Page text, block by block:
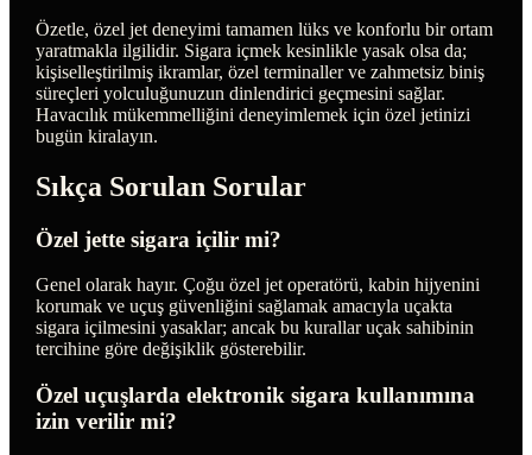
Özetle, özel jet deneyimi tamamen lüks ve konforlu bir ortam
yaratmakla ilgilidir. Sigara içmek kesinlikle yasak olsa da;
kişiselleştirilmiş ikramlar, özel terminaller ve zahmetsiz biniş
süreçleri yolculuğunuzun dinlendirici geçmesini sağlar.
Havacılık mükemmelliğini deneyimlemek için özel jetinizi
bugün kiralayın.
Sıkça Sorulan Sorular
Özel jette sigara içilir mi?
Genel olarak hayır. Çoğu özel jet operatörü, kabin hijyenini
korumak ve uçuş güvenliğini sağlamak amacıyla uçakta
sigara içilmesini yasaklar; ancak bu kurallar uçak sahibinin
tercihine göre değişiklik gösterebilir.
Özel uçuşlarda elektronik sigara kullanımına
izin verilir mi?